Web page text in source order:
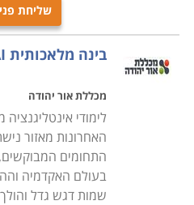
שליחת
בינה מלאכותית AI
מכללת אור יהודה
האחרונות מאזור
התחומים
בעולם האקדמיה
שמות דגש גדל